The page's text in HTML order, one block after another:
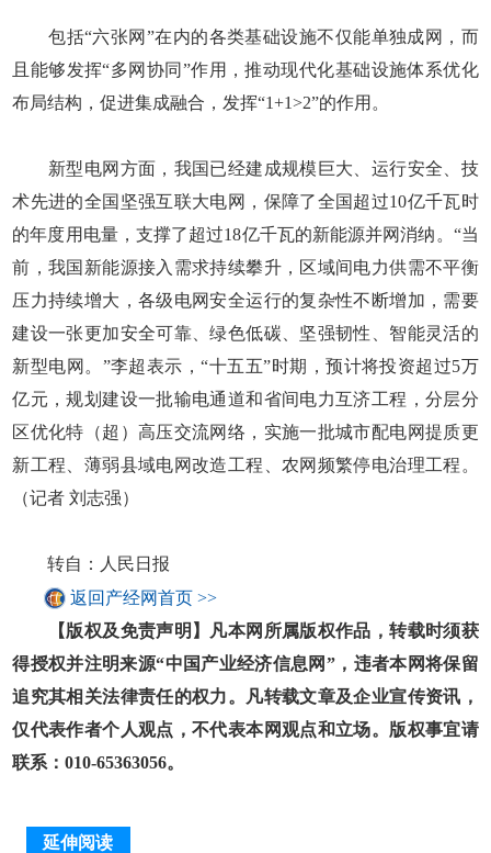
包括“六张网”在内的各类基础设施不仅能单独成网，而
且能够发挥“多网协同”作用，推动现代化基础设施体系优化
布局结构，促进集成融合，发挥“1+1>2”的作用。
新型电网方面，我国已经建成规模巨大、运行安全、技
术先进的全国坚强互联大电网，保障了全国超过10亿千瓦时
的年度用电量，支撑了超过18亿千瓦的新能源并网消纳。“当
前，我国新能源接入需求持续攀升，区域间电力供需不平衡
压力持续增大，各级电网安全运行的复杂性不断增加，需要
建设一张更加安全可靠、绿色低碳、坚强韧性、智能灵活的
新型电网。”李超表示，“十五五”时期，预计将投资超过5万
亿元，规划建设一批输电通道和省间电力互济工程，分层分
区优化特（超）高压交流网络，实施一批城市配电网提质更
新工程、薄弱县域电网改造工程、农网频繁停电治理工程。
（记者 刘志强）
转自：人民日报
返回产经网首页 >>
【版权及免责声明】凡本网所属版权作品，转载时须获
得授权并注明来源“中国产业经济信息网”，违者本网将保留
追究其相关法律责任的权力。凡转载文章及企业宣传资讯，
仅代表作者个人观点，不代表本网观点和立场。版权事宜请
联系：010-65363056。
延伸阅读